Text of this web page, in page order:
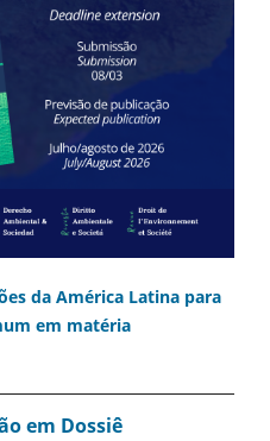
da América Latina para
em matéria
em Dossiê